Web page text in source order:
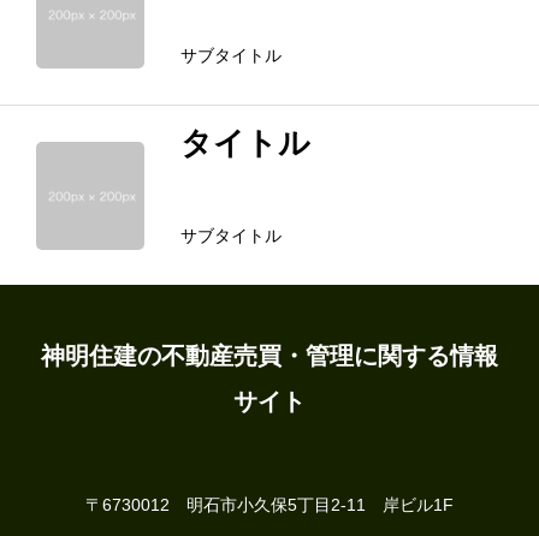
ホーム
地域の情報
サブタイトル
タイトル
サブタイトル
神明住建の不動産売買・管理に関する情報
サイト
〒6730012 明石市小久保5丁目2-11 岸ビル1F